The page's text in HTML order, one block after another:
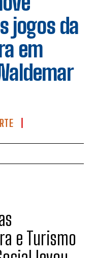
jogos da
em
e Turismo